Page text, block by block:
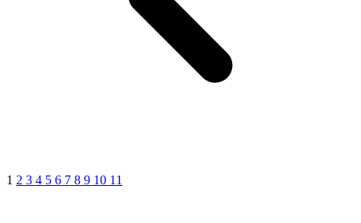
1 2 3 4 5 6 7 8 9 10 11